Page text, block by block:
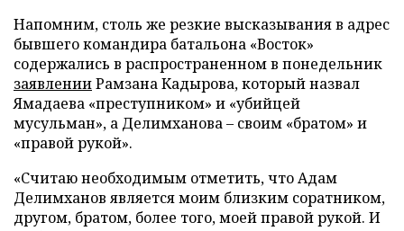
Напомним, столь же резкие высказывания в адрес
бывшего командира батальона «Восток»
содержались в распространенном в понедельник
заявленииРамзана Кадырова, который назвал
Ямадаева «преступником» и «убийцей
мусульман», а Делимханова – своим «братом» и
«правой рукой».
«Считаю необходимым отметить, что Адам
Делимханов является моим близким соратником,
другом, братом, более того, моей правой рукой. И